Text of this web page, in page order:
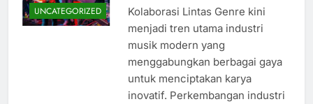
UNCATEGORIZED
Kolaborasi Lintas Genre kini
menjadi tren utama industri
musik modern yang
menggabungkan berbagai gaya
untuk menciptakan karya
inovatif. Perkembangan industri